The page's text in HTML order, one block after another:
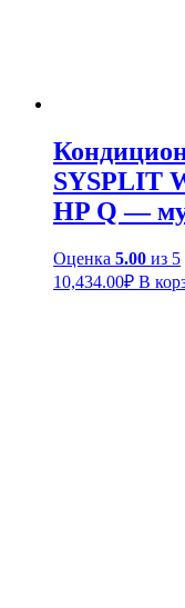
SYSPLIT
HP Q —
Оценка 5.00 из 5
10,434.00₽ В